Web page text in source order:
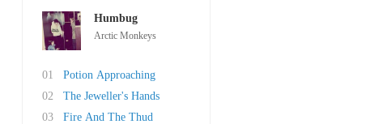
Humbug
Arctic Monkeys
01
Potion Approaching
02
The Jeweller's Hands
03
Fire And The Thud